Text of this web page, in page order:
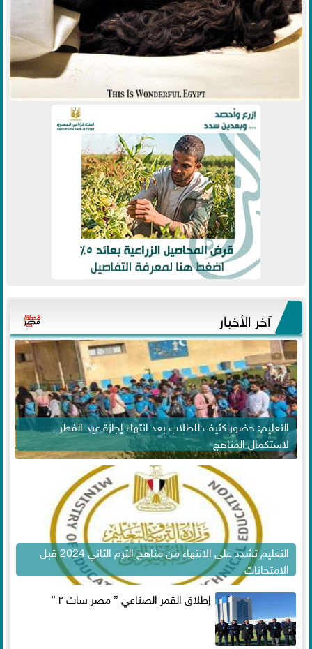
آخر الأخبار
التعليم: حضور كثيف للطلاب بعد انتهاء إجازة عيد الفطر
لاستكمال المناهج
التعليم تشدد على الانتهاء من مناهج الترم الثاني 2024 قبل
الامتحانات
إطلاق القمر الصناعي ” مصر سات ٢ ”